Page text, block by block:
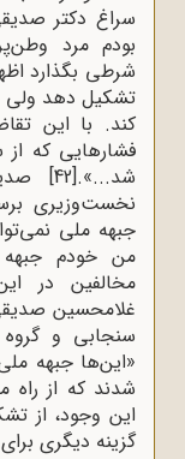
سراغ دکتر
بودم مرد
شرطی بگذارد
تشکیل دهد ولی
کند. با این
فشارهایی که
شد...».[42]
نخست‌وزیری
جبهه ملی
من خودم جبهه
مخالفین در
غلامحسین
سنجابی و
«این‌ها جبهه
شدند که از راه
این وجود، از
گزینه دیگری